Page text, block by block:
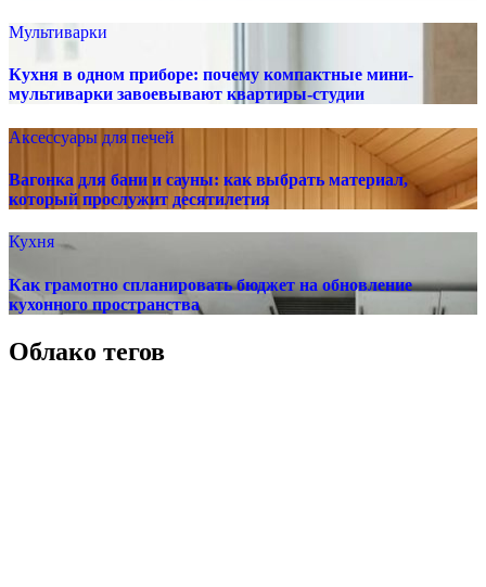
Мультиварки
Кухня в одном приборе: почему компактные мини-
мультиварки завоевывают квартиры-студии
Аксессуары для печей
Вагонка для бани и сауны: как выбрать материал,
который прослужит десятилетия
Кухня
Как грамотно спланировать бюджет на обновление
кухонного пространства
Облако тегов